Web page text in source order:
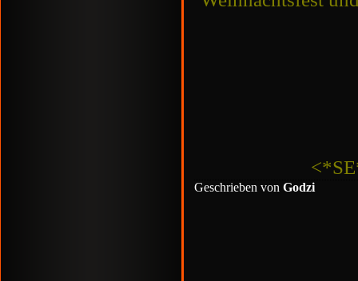
Geschrieben von Godzi